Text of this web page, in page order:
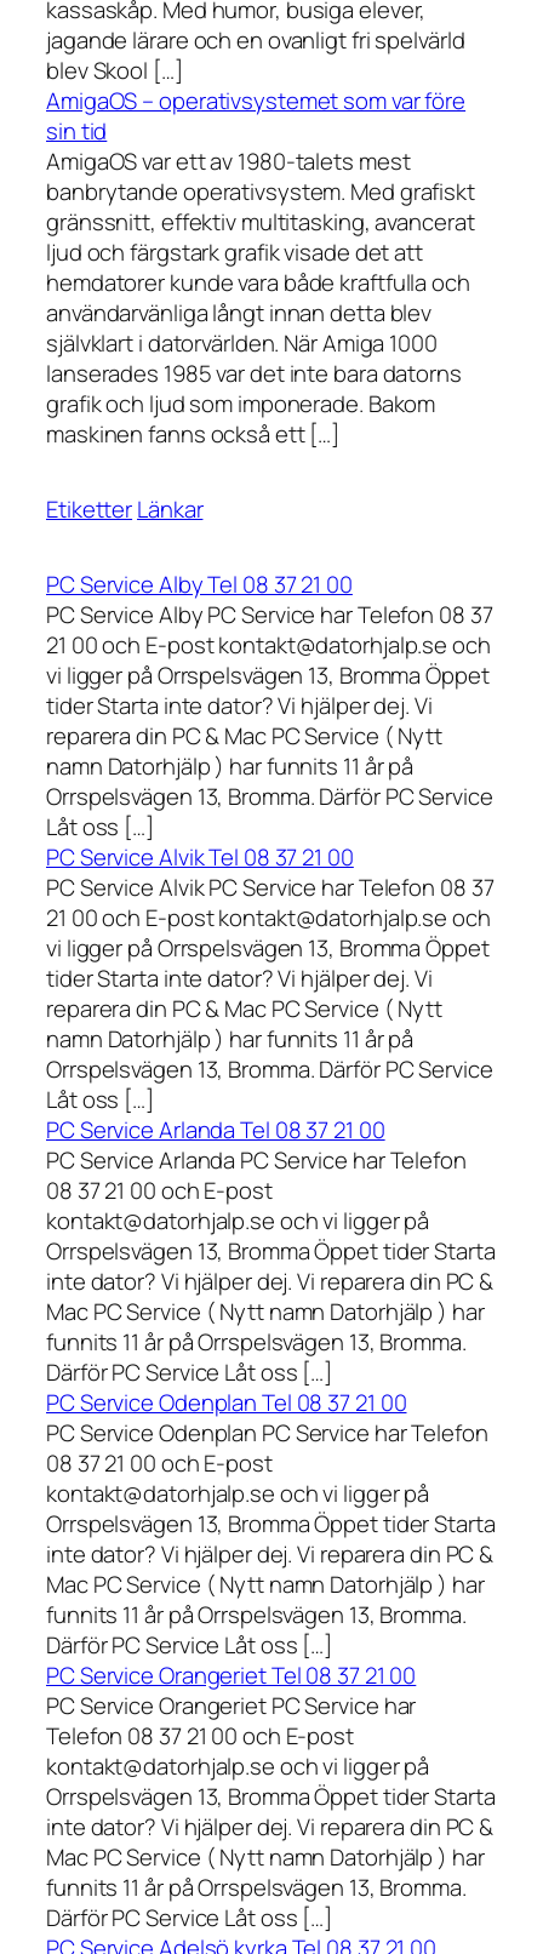
kassaskåp. Med humor, busiga elever,
jagande lärare och en ovanligt fri spelvärld
blev Skool […]
AmigaOS – operativsystemet som var före
sin tid
AmigaOS var ett av 1980-talets mest
banbrytande operativsystem. Med grafiskt
gränssnitt, effektiv multitasking, avancerat
ljud och färgstark grafik visade det att
hemdatorer kunde vara både kraftfulla och
användarvänliga långt innan detta blev
självklart i datorvärlden. När Amiga 1000
lanserades 1985 var det inte bara datorns
grafik och ljud som imponerade. Bakom
maskinen fanns också ett […]
EtiketterLänkar
PC Service Alby Tel 08 37 21 00
PC Service Alby PC Service har Telefon 08 37
21 00 och E-post kontakt@datorhjalp.se och
vi ligger på Orrspelsvägen 13, Bromma Öppet
tider Starta inte dator? Vi hjälper dej. Vi
reparera din PC & Mac PC Service ( Nytt
namn Datorhjälp ) har funnits 11 år på
Orrspelsvägen 13, Bromma. Därför PC Service
Låt oss […]
PC Service Alvik Tel 08 37 21 00
PC Service Alvik PC Service har Telefon 08 37
21 00 och E-post kontakt@datorhjalp.se och
vi ligger på Orrspelsvägen 13, Bromma Öppet
tider Starta inte dator? Vi hjälper dej. Vi
reparera din PC & Mac PC Service ( Nytt
namn Datorhjälp ) har funnits 11 år på
Orrspelsvägen 13, Bromma. Därför PC Service
Låt oss […]
PC Service Arlanda Tel 08 37 21 00
PC Service Arlanda PC Service har Telefon
08 37 21 00 och E-post
kontakt@datorhjalp.se och vi ligger på
Orrspelsvägen 13, Bromma Öppet tider Starta
inte dator? Vi hjälper dej. Vi reparera din PC &
Mac PC Service ( Nytt namn Datorhjälp ) har
funnits 11 år på Orrspelsvägen 13, Bromma.
Därför PC Service Låt oss […]
PC Service Odenplan Tel 08 37 21 00
PC Service Odenplan PC Service har Telefon
08 37 21 00 och E-post
kontakt@datorhjalp.se och vi ligger på
Orrspelsvägen 13, Bromma Öppet tider Starta
inte dator? Vi hjälper dej. Vi reparera din PC &
Mac PC Service ( Nytt namn Datorhjälp ) har
funnits 11 år på Orrspelsvägen 13, Bromma.
Därför PC Service Låt oss […]
PC Service Orangeriet Tel 08 37 21 00
PC Service Orangeriet PC Service har
Telefon 08 37 21 00 och E-post
kontakt@datorhjalp.se och vi ligger på
Orrspelsvägen 13, Bromma Öppet tider Starta
inte dator? Vi hjälper dej. Vi reparera din PC &
Mac PC Service ( Nytt namn Datorhjälp ) har
funnits 11 år på Orrspelsvägen 13, Bromma.
Därför PC Service Låt oss […]